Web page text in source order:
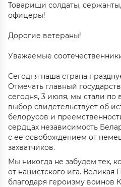
Товарищи солдаты,
офицеры!
Дорогие ветераны!
Уважаемые
Сегодня наша страна
Отмечать главный
сегодня, 3 июля, мы стали по
выбор свидетельствует об
белорусов и
сердцах независимость
с ее освобождением от
захватчиков.
Мы никогда не забудем тех,
от нацистского ига.
благодаря героизму воинов